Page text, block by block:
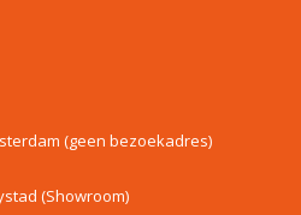
(geen bezoekadres)
(Showroom)